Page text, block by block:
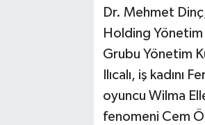
Dr. Mehmet
Holding Yönetim
Grubu Yönetim
Ilıcalı, iş
oyuncu Wilma
fenomeni Cem